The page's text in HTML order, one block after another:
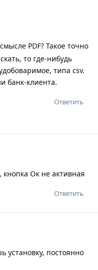
PDF? Такое точно
то где-нибудь
типа csv.
банк-клиента.
Ответить
кнопка Ок не активная
Ответить
установку, постоянно